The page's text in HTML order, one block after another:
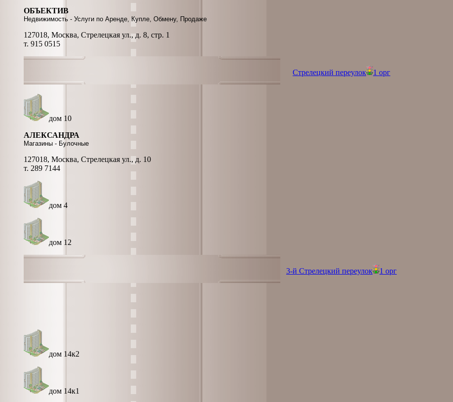
ОБЪЕКТИВ
Недвижимость - Услуги по Аренде, Купле, Обмену, Продаже
127018, Москва, Стрелецкая ул., д. 8, стр. 1
т. 915 0515
Стрелецкий переулок 1 орг
дом 10
АЛЕКСАНДРА
Магазины - Булочные
127018, Москва, Стрелецкая ул., д. 10
т. 289 7144
дом 4
дом 12
3-й Стрелецкий переулок 1 орг
дом 14к2
дом 14к1